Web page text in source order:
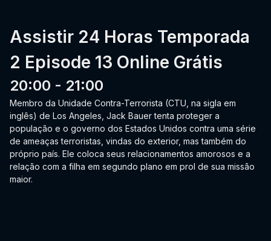
Assistir 24 Horas Temporada
2 Episode 13 Online Grátis
20:00 - 21:00
Membro da Unidade Contra-Terrorista (CTU, na sigla em
inglês) de Los Angeles, Jack Bauer tenta proteger a
população e o governo dos Estados Unidos contra uma série
de ameaças terroristas, vindas do exterior, mas também do
próprio país. Ele coloca seus relacionamentos amorosos e a
relação com a filha em segundo plano em prol de sua missão
maior.